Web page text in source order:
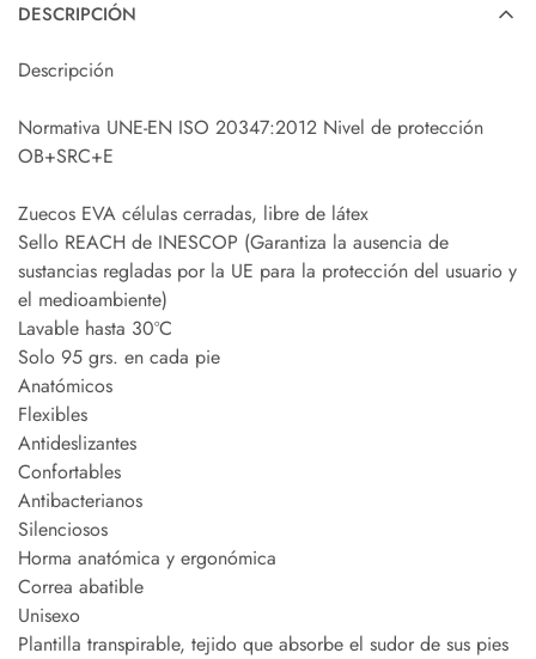
DESCRIPCIÓN
Descripción
Normativa UNE-EN ISO 20347:2012 Nivel de protección
OB+SRC+E
Zuecos EVA células cerradas, libre de látex
Sello REACH de INESCOP (Garantiza la ausencia de
sustancias regladas por la UE para la protección del usuario y
el medioambiente)
Lavable hasta 30ºC
Solo 95 grs. en cada pie
Anatómicos
Flexibles
Antideslizantes
Confortables
Antibacterianos
Silenciosos
Horma anatómica y ergonómica
Correa abatible
Unisexo
Plantilla transpirable, tejido que absorbe el sudor de sus pies